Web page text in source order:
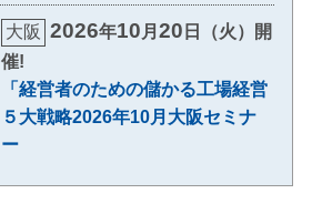
大阪 2026年10月20 日（火）開
催!
「経営者のための儲かる工場経営
５大戦略2026年10月大阪セミナ
ー